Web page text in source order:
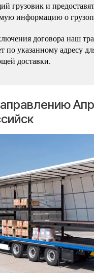
грузовик и
информацию о
договора наш
по указанному адресу
доставки.